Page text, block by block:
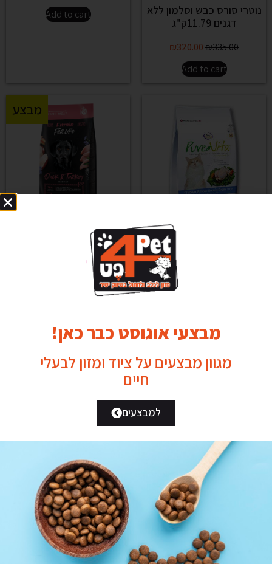
נוטרי סורס כבש וסלמון ללא
דגנים 11.79ק"ג
₪335.00
₪320.00
Add to cart
Add to cart
פיור ויטה חתול עוף
מבצע
פיט מין בוגר הודו ברווז 12 ק"ג
339.00
₪319.00
289.00
Add to cart
פרופק דגים ללא דגנים 12 ק"ג
₪275.00
Add to cart
מבצעי אוגוסט כבר כאן!
מגוון מבצעים על ציוד ומזון לבעלי
חיים
למבצעים